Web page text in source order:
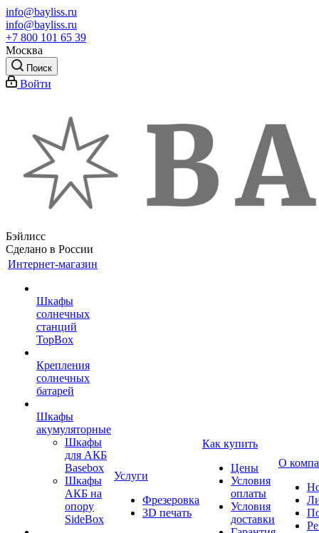
info@bayliss.ru
info@bayliss.ru
+7 800 101 65 39
Москва
Поиск
Войти
Бэйлисс
Сделано в России
Интернет-магазин
Шкафы
солнечных
станций
TopBox
Крепления
солнечных
батарей
Шкафы
акумуляторные
Шкафы
для АКБ
Basebox
Шкафы
АКБ на
опору
SideBox
Услуги
Фрезеровка
3D печать
Как купить
Цены
Условия
оплаты
Условия
доставки
О